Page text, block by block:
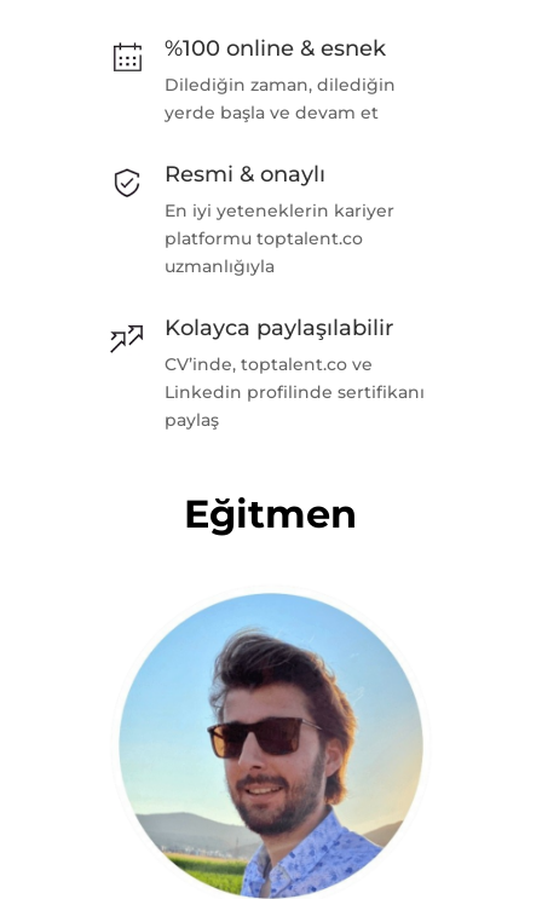
%100 online & esnek
Dilediğin zaman, dilediğin
yerde başla ve devam et
Resmi & onaylı
En iyi yeteneklerin kariyer
platformu toptalent.co
uzmanlığıyla
Kolayca paylaşılabilir
CV’inde, toptalent.co ve
Linkedin profilinde sertifikanı
paylaş
Eğitmen